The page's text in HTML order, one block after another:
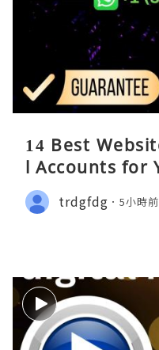
14 Best
l Accounts for
trdgfdg 5小時前